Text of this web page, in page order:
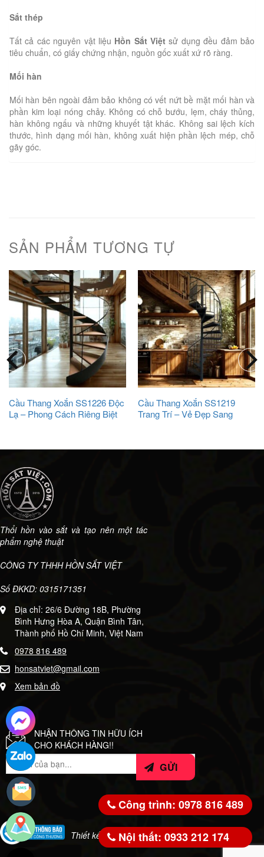
Sắt thép
Tất cả các nguyên vật liệu Hồn Sắt Việt sử dụng đều đảm bảo
tiêu chuẩn, có giấy chứng nhận, nguồn gốc xuất xứ rõ ràng.
Mối hàn
Mối hàn bên ngoài đảm bảo không có vết nứt bề mặt mối hàn và
phần kim loại nóng chảy. Không có chỗ bướu, lẹm, cháy thủng,
hàn không ngấu và những khuyết tật khác. Không sai lệch kích
thước, hình dạng mối hàn, không xuất hiện phần lệch mép, chỗ
gãy góc.
SẢN PHẨM TƯƠNG TỰ
Cầu Thang Xoắn SS1226 Độc
Lạ – Phong Cách Riêng Biệt
Cầu Thang Xoắn SS1219
Trang Trí – Vẻ Đẹp Sang
Thổi hồn vào sắt và tạo nên một tác
phẩm nghệ thuật
CÔNG TY THHH HỒN SẮT VIỆT
Số ĐKKD: 0315171351
Địa chỉ: 26/6 Đường 18B, Phường
Bình Hưng Hòa A, Quận Bình Tân,
Thành phố Hồ Chí Minh, Việt Nam
0978 816 489
honsatviet@gmail.com
Xem bản đồ
NHẬN THÔNG TIN HỮU ÍCH
CHO KHÁCH HÀNG!!
Thiết kế bởi: WeSoft.VN
Công trình: 0978 816 489
Nội thất: 0933 212 174